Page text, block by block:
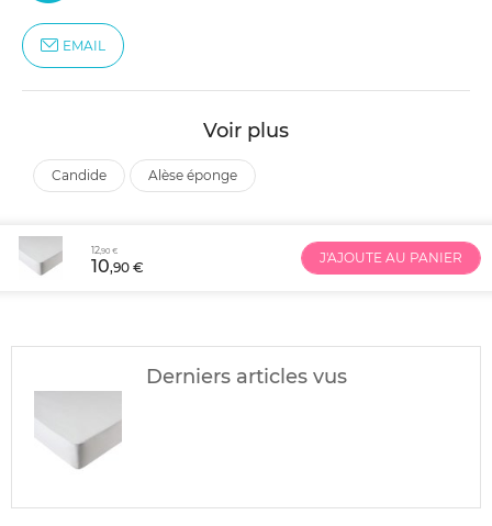
EMAIL
Voir plus
candide alèse éponge
12,90 €
10,90 €
J'AJOUTE AU PANIER
Derniers articles vus